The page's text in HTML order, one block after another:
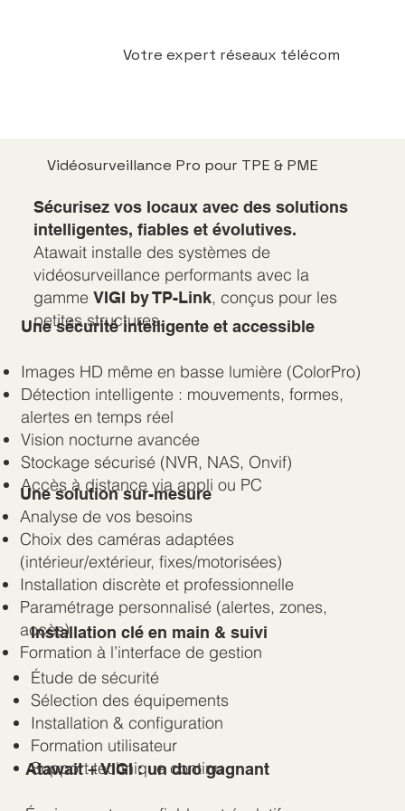
Votre expert réseaux télécom
Vidéosurveillance Pro pour TPE & PME
Sécurisez vos locaux avec des solutions
intelligentes, fiables et évolutives.
Atawait installe des systèmes de
vidéosurveillance performants avec la
gammeVIGI by TP-Link, conçus pour les
petites structures.
Une sécurité intelligente et accessible
Images HD même en basse lumière (ColorPro)
Détection intelligente : mouvements, formes,
alertes en temps réel
Vision nocturne avancée
Stockage sécurisé (NVR, NAS, Onvif)
Accès à distance via appli ou PC
Une solution sur-mesure
Analyse de vos besoins
Choix des caméras adaptées
(intérieur/extérieur, fixes/motorisées)
Installation discrète et professionnelle
Paramétrage personnalisé (alertes, zones,
accès)
Formation à l’interface de gestion
Installation clé en main & suivi
Étude de sécurité
Sélection des équipements
Installation & configuration
Formation utilisateur
Support technique continu
Atawait + VIGI : un duo gagnant